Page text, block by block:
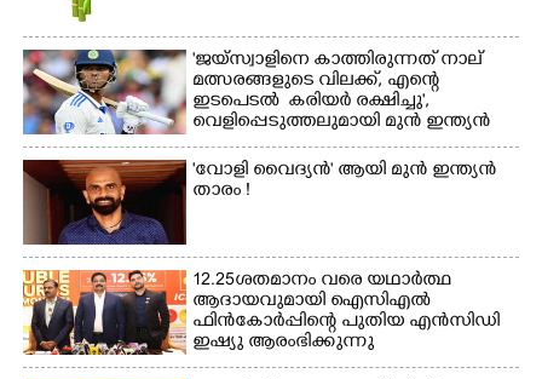
'ജയ്സ്വാളിനെ കാത്തിരുന്നത് നാല്
മത്സരങ്ങളുടെ വിലക്ക്, എന്റെ
ഇടപെടൽ കരിയർ രക്ഷിച്ചു',​
വെളിപ്പെടുത്തലുമായി മുൻ ഇന്ത്യൻ
ക്യാപ്‌ടൻ
'വോളി വൈദ്യൻ' ആയി മുൻ ഇന്ത്യൻ
താരം !
12.25ശതമാനം വരെ യഥാർത്ഥ
ആദായവുമായി ഐസിഎൽ
ഫിൻകോർപ്പിന്റെ പുതിയ എൻസിഡി
ഇഷ്യു ആരംഭിക്കുന്നു